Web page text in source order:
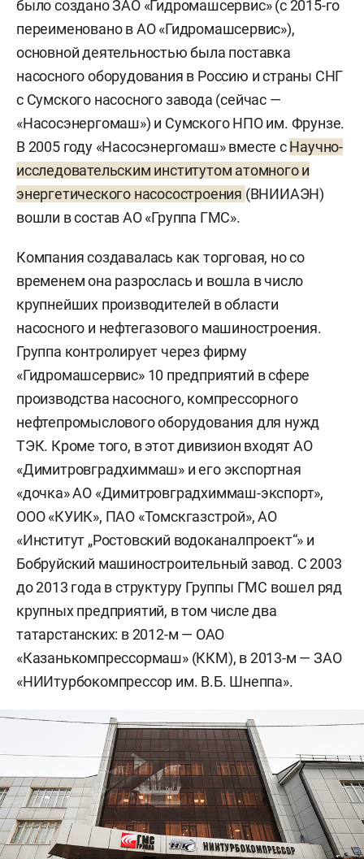
«Ливенский завод погружных насосов» («ГМС
Ливгидромаш»), АО «Димитровградский завод
химического машиностроения»
(«Гидромашсервис»), АО «Тюменский проектный
и научно-исследовательский институт нефтяной
и газовой промышленности им. В.И.
Муравленко» (АО «Сибнефтемаш», «ГМС
Нефтемаш», «Сибнефтеавтоматика»), а также
доли ООО «Управляющая компания „Группа
Ливгидромаш», «ГМС Нефтемаш», Ливенский
завод погружных насосов,
«Нижневартовскремсервис»).
было создано ЗАО «Гидромашсервис» (с 2015-го
переименовано в АО «Гидромашсервис»),
основной деятельностью была поставка
насосного оборудования в Россию и страны СНГ
с Сумского насосного завода (сейчас —
«Насосэнергомаш») и Сумского НПО им. Фрунзе.
В 2005 году «Насосэнергомаш» вместе сНаучно-
исследовательским институтом атомного и
энергетического насосостроения (ВНИИАЭН)
вошли в состав АО «Группа ГМС».
Компания создавалась как торговая, но со
временем она разрослась и вошла в число
крупнейших производителей в области
насосного и нефтегазового машиностроения.
Группа контролирует через фирму
«Гидромашсервис» 10 предприятий в сфере
производства насосного, компрессорного
нефтепромыслового оборудования для нужд
ТЭК. Кроме того, в этот дивизион входят АО
«Димитровградхиммаш» и его экспортная
«дочка» АО «Димитровградхиммаш-экспорт»,
ООО «КУИК», ПАО «Томскгазстрой», АО
«Институт „Ростовский водоканалпроект“» и
Бобруйский машиностроительный завод. С 2003
до 2013 года в структуру Группы ГМС вошел ряд
крупных предприятий, в том числе два
татарстанских: в 2012-м — ОАО
«Казанькомпрессормаш» (ККМ), в 2013-м — ЗАО
«НИИтурбокомпрессор им. В.Б. Шнеппа».